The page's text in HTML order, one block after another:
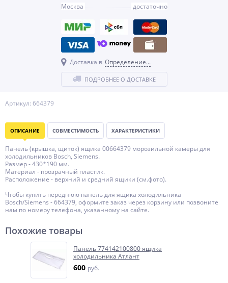
Артикул: 664379
Москва
достаточно
Доставка в Определение...
ПОДРОБНЕЕ О ДОСТАВКЕ
ОПИСАНИЕ СОВМЕСТИМОСТЬ ХАРАКТЕРИСТИКИ
Панель (крышка, щиток) ящика 00664379 морозильной камеры для
холодильников Bosch, Siemens.
Размер - 430*190 мм.
Материал - прозрачный пластик.
Расположение - верхний и средний ящики (см.фото).
Чтобы купить переднюю панель для ящика холодильника
Bosch/Siemens - 664379, оформите заказ через корзину или позвоните
нам по номеру телефона, указанному на сайте.
Похожие товары
Панель 774142100800 ящика
холодильника Атлант
600 руб.